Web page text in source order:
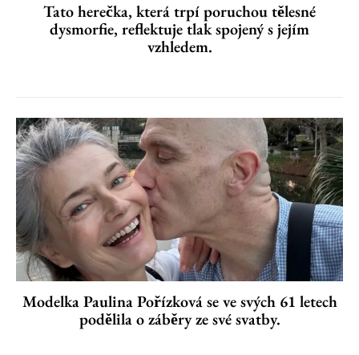
Tato herečka, která trpí poruchou tělesné
dysmorfie, reflektuje tlak spojený s jejím
vzhledem.
Modelka Paulina Pořízková se ve svých 61 letech
podělila o záběry ze své svatby.